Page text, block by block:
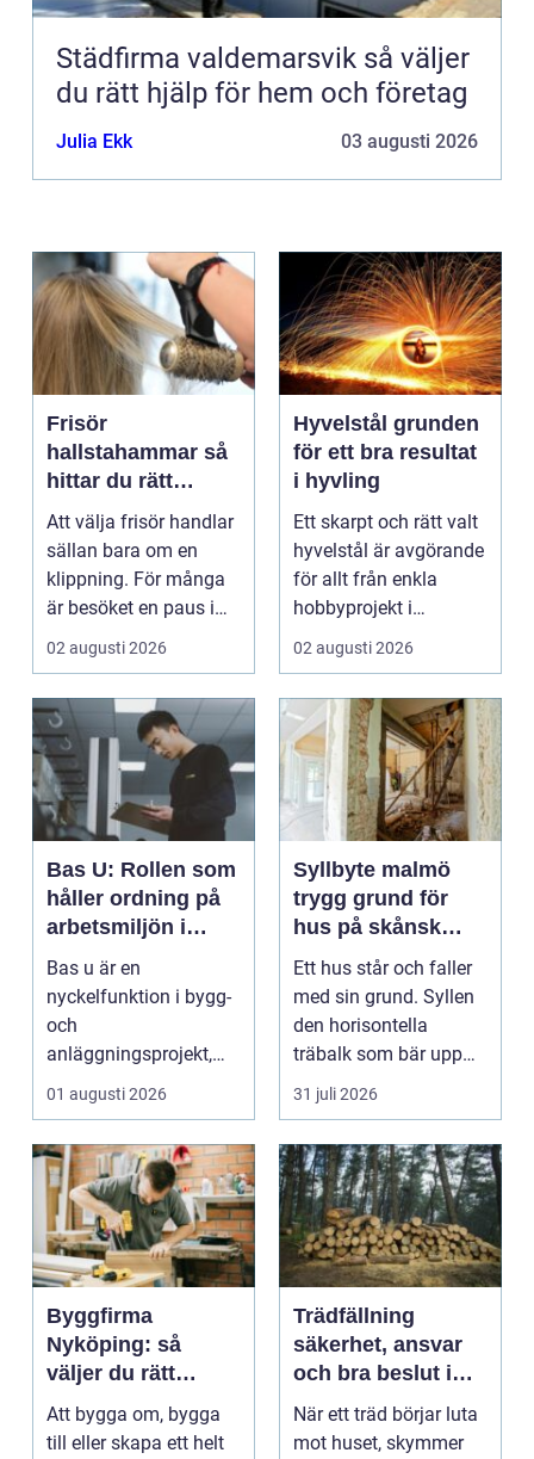
Städfirma valdemarsvik så väljer
du rätt hjälp för hem och företag
Julia Ekk 03 augusti 2026
Frisör
hallstahammar så
hittar du rätt
salong för stil,
kvalitet och känsla
Att välja frisör handlar
sällan bara om en
klippning. För många
är besöket en paus i
vardagen, ett s...
02 augusti 2026
Hyvelstål grunden
för ett bra resultat
i hyvling
Ett skarpt och rätt valt
hyvelstål är avgörande
för allt från enkla
hobbyprojekt i
verkstaden till k...
02 augusti 2026
Bas U: Rollen som
håller ordning på
arbetsmiljön i
byggprojekt
Bas u är en
nyckelfunktion i bygg-
och
anläggningsprojekt,
med ansvar för att
arbetsm...
01 augusti 2026
Syllbyte malmö
trygg grund för
hus på skånsk
mark
Ett hus står och faller
med sin grund. Syllen
den horisontella
träbalk som bär upp
väggarna mot pla...
31 juli 2026
Byggfirma
Nyköping: så
väljer du rätt
partner för ditt
projekt
Att bygga om, bygga
till eller skapa ett helt
Trädfällning
säkerhet, ansvar
och bra beslut i
trädgården
När ett träd börjar luta
mot huset, skymmer